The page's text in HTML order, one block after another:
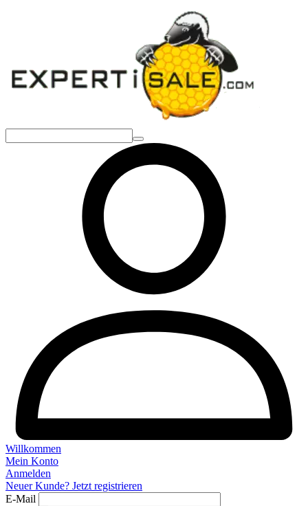
Willkommen
Mein Konto
Anmelden
Neuer Kunde? Jetzt registrieren
E-Mail